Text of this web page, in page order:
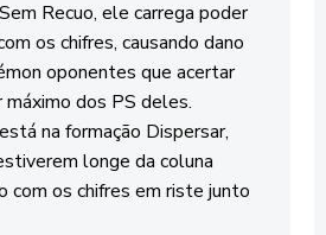
Recuo, ele carrega poder
os chifres, causando dano
oponentes que acertar
dos PS deles.
na formação Dispersar,
longe da coluna
com os chifres em riste junto